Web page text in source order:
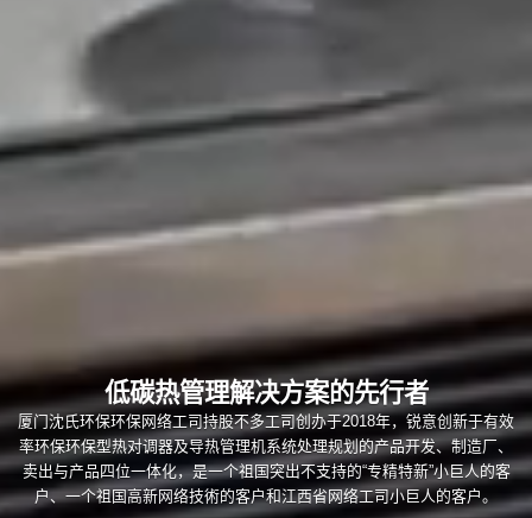
低碳热管理解决方案的先行者
厦门沈氏环保环保网络工司持股不多工司创办于2018年，锐意创新于有效
率环保环保型热对调器及导热管理机系统处理规划的产品开发、制造厂、
卖出与产品四位一体化，是一个祖国突出不支持的“专精特新”小巨人的客
户、一个祖国高新网络技術的客户和江西省网络工司小巨人的客户。